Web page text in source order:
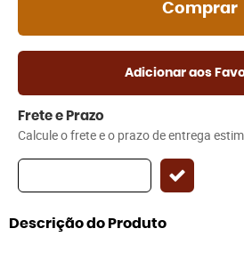
Comprar
Adicionar aos
Frete e Prazo
Calcule o frete e o prazo de entrega
Descrição do Produto